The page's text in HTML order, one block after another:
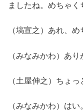
ましたね。めちゃく
（塙宣之）あれ、
（みなみかわ）あ
（土屋伸之）ちょ
（みなみかわ）は